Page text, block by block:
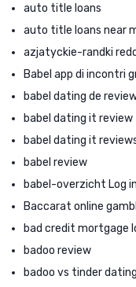
auto title loans
auto title loans near
azjatyckie-randki
Babel app di incontri
babel dating de
babel dating it review
babel dating it
babel review
babel-overzicht Log in
Baccarat online
bad credit mortgage
badoo review
badoo vs tinder dating